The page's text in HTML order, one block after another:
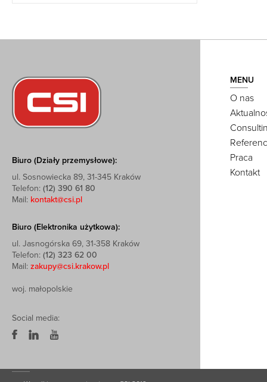
Biuro (Działy przemysłowe):
ul. Sosnowiecka 89, 31-345 Kraków
Telefon: (12) 390 61 80
Mail: kontakt@csi.pl
Biuro (Elektronika użytkowa):
ul. Jasnogórska 69, 31-358 Kraków
Telefon: (12) 323 62 00
Mail: zakupy@csi.krakow.pl
woj. małopolskie
Social media:
MENU
O nas
Praca
Kontakt